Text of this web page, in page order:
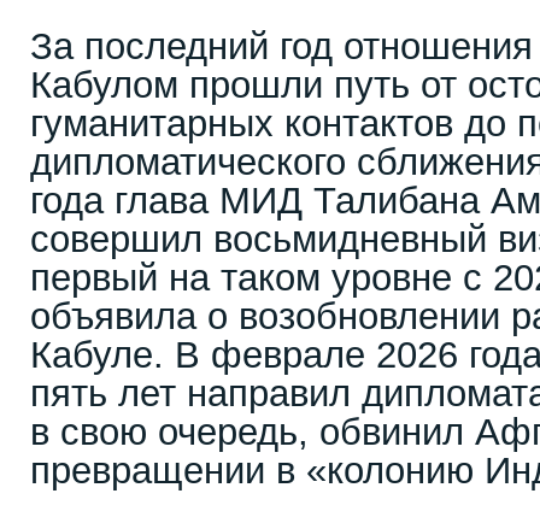
За последний год
Кабулом прошли путь от
гуманитарных контактов до
дипломатического
года глава МИД Талибана
совершил восьмидневный
первый на таком уровне с
объявила о возобновлении
Кабуле. В феврале 2026
пять лет направил
в свою очередь, обвинил
превращении в «колонию